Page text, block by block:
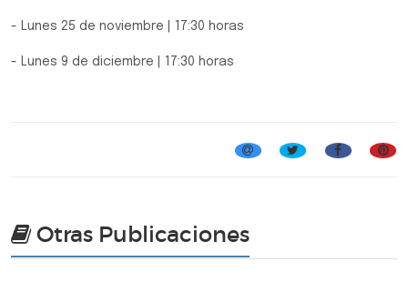
- Lunes 25 de noviembre | 17:30 horas
- Lunes 9 de diciembre | 17:30 horas
Otras Publicaciones